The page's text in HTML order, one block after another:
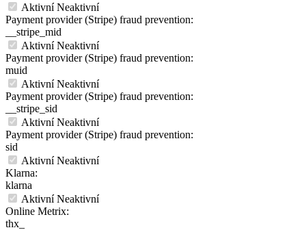
Aktivní Neaktivní
Payment provider (Stripe) fraud prevention:
__stripe_mid
Aktivní Neaktivní
Payment provider (Stripe) fraud prevention:
muid
Aktivní Neaktivní
Payment provider (Stripe) fraud prevention:
__stripe_sid
Aktivní Neaktivní
Payment provider (Stripe) fraud prevention:
sid
Aktivní Neaktivní
Klarna:
klarna
Aktivní Neaktivní
Online Metrix:
thx_